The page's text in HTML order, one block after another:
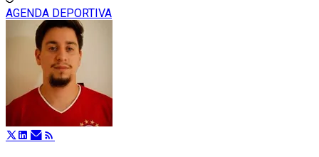
AGENDA DEPORTIVA